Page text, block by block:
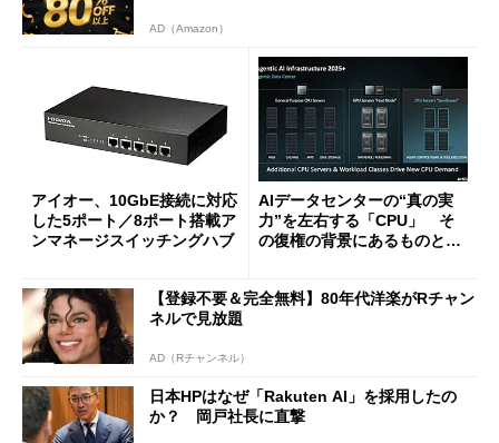
AD（Amazon）
アイオー、10GbE接続に対応
した5ポート／8ポート搭載ア
ンマネージスイッチングハブ
AIデータセンターの“真の実
力”を左右する「CPU」 そ
の復権の背景にあるものと
【登録不要＆完全無料】80年代洋楽がRチャン
ネルで見放題
AD（Rチャンネル）
日本HPはなぜ「Rakuten AI」を採用したの
か？ 岡戸社長に直撃